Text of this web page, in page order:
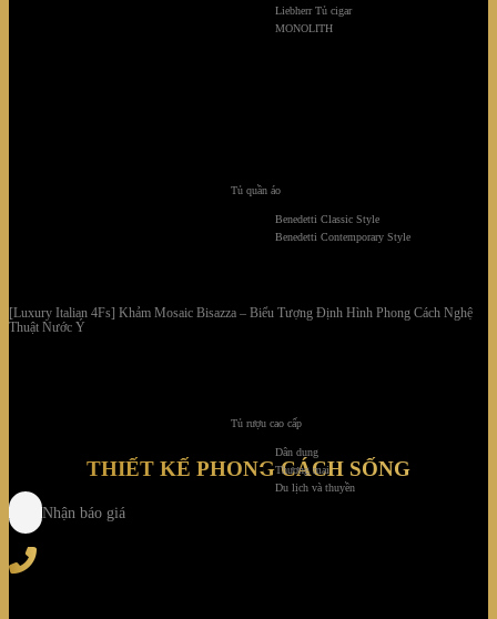
Liebherr Tủ cigar
MONOLITH
Tủ quần áo
Benedetti Classic Style
Benedetti Contemporary Style
Tủ rượu cao cấp
Dân dụng
Thương mại
Du lịch và thuyền
[Luxury Italian 4Fs] Khảm Mosaic Bisazza – Biểu Tượng Định Hình Phong Cách Nghệ
Thuật Nước Ý
THIẾT KẾ PHONG CÁCH SỐNG
Nhận báo giá